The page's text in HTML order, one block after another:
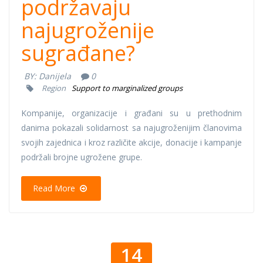
podržavaju
najugroženije
sugrađane?
BY: Danijela 0
Region Support to marginalized groups
Kompanije, organizacije i građani su u prethodnim
danima pokazali solidarnost sa najugroženijim članovima
svojih zajednica i kroz različite akcije, donacije i kampanje
podržali brojne ugrožene grupe.
Read More
14